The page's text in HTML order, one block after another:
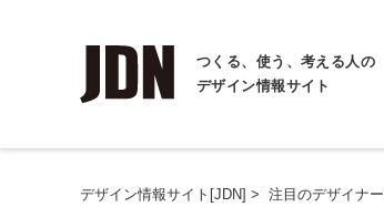
つくる、使う、考える人の
デザイン情報サイト
デザイン情報サイト[JDN] > 注目のデザイナー